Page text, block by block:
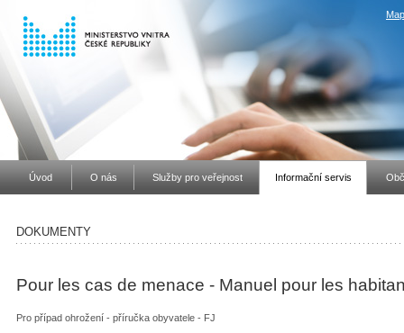
Úvod O nás Služby pro veřejnost Informační servis
DOKUMENTY
Pour les cas de menace - Manuel pour les
Pro případ ohrožení - příručka obyvatele - FJ